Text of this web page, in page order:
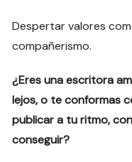
Despertar valores
compañerismo.
¿Eres una escritora
lejos, o te conformas
publicar a tu ritmo,
conseguir?